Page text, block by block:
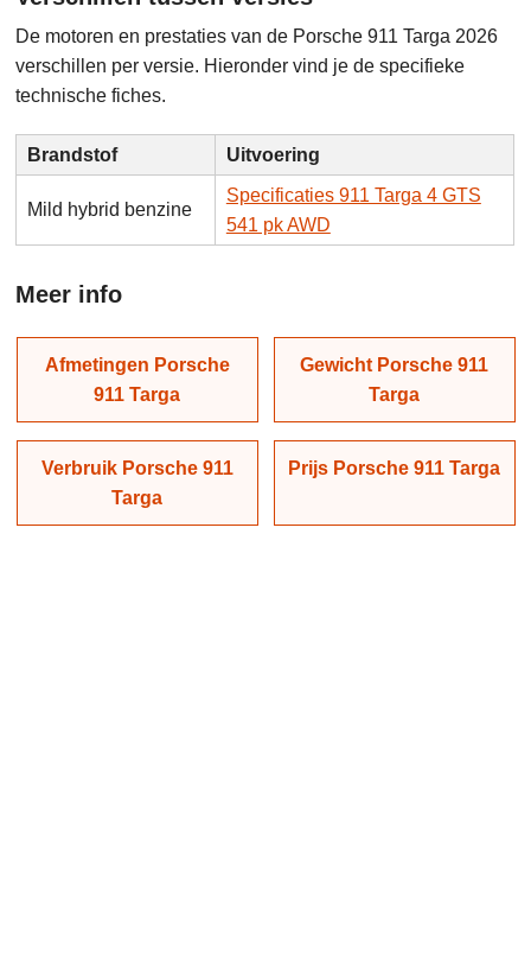
De motoren en prestaties van de Porsche 911 Targa 2026
verschillen per versie. Hieronder vind je de specifieke
technische fiches.
Brandstof Uitvoering
Mild hybrid benzine
Specificaties 911 Targa 4 GTS
541 pk AWD
Meer info
Afmetingen Porsche
911 Targa
Gewicht Porsche 911
Targa
Verbruik Porsche 911
Targa
Prijs Porsche 911 Targa